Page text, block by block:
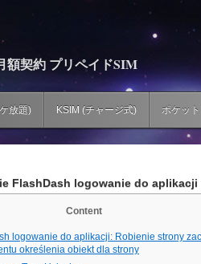
額契約 プリペイドSIM
放題) KSIM (チャージ式) ポケッ
FlashDash logowanie do
Content
logowanie do aplikacji: Robienie strony
określenia obiekt dla strony